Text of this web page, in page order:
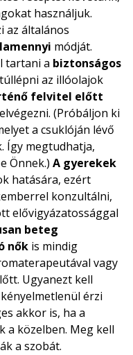
használjuk.
az általános
módját.
tartani a biztonságos
az illóolajok
felvitel előtt
elvégezni. (Próbáljon ki
a csuklóján lévő
Így megtudhatja,
Önnek.) A gyerekek
hatására, ezért
konzultálni,
elővigyázatossággal
beteg
nők is mindig
vagy
Ugyanezt kell
érzi
akkor is, ha a
a közelben. Meg kell
a szobát.